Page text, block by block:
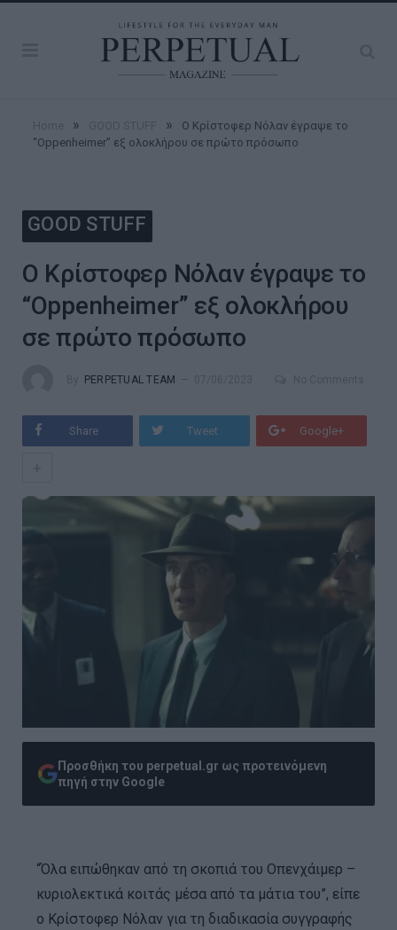
» »
Ο Κρίστοφερ Νόλαν έγραψε το
“Oppenheimer” εξ ολοκλήρου σε πρώτο πρόσωπο
GOOD STUFF
Ο Κρίστοφερ Νόλαν έγραψε το
“Oppenheimer” εξ ολοκλήρου
σε πρώτο πρόσωπο
PERPETUAL TEAM
Share Tweet Google+
Προσθήκη του perpetual.gr ως προτεινόμενη
πηγή στην Google
“Όλα ειπώθηκαν από τη σκοπιά του Οπενχάιμερ –
κυριολεκτικά κοιτάς μέσα από τα μάτια του”, είπε
ο Κρίστοφερ Νόλαν για τη διαδικασία συγγραφής